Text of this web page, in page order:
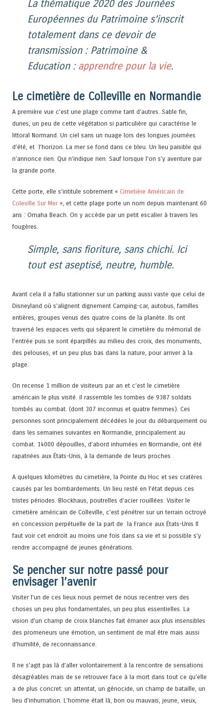
La thématique 2020 des Journées
Européennes du Patrimoine s’inscrit
totalement dans ce devoir de
transmission : Patrimoine &
Education : apprendre pour la vie.
Le cimetière de Colleville en Normandie
A première vue c’est une plage comme tant d’autres. Sable fin,
dunes, un peu de cette végétation si particulière qui caractérise le
littoral Normand. Un ciel sans un nuage lors des longues journées
d’été, et l’horizon. La mer se fond dans ce bleu. Un lieu paisible qui
n’annonce rien. Qui n’indique rien. Sauf lorsque l’on s’y aventure par
la grande porte.
Cette porte, elle s’intitule sobrement « Cimetière Américain de
Coleville Sur Mer », et cette plage porte un nom depuis maintenant 60
ans : Omaha Beach. On y accède par un petit escalier à travers les
fougères.
Simple, sans fioriture, sans chichi. Ici
tout est aseptisé, neutre, humble.
Avant cela il a fallu stationner sur un parking aussi vaste que celui de
Disneyland où s’alignent dignement Camping-car, autobus, familles
entières, groupes venus des quatre coins de la planète. Ils ont
traversé les espaces verts qui séparent le cimetière du mémorial de
l’entrée puis se sont éparpillés au milieu des croix, des monuments,
des pelouses, et un peu plus bas dans la nature, pour arriver à la
plage.
On recense 1 million de visiteurs par an et c’est le cimetière
américain le plus visité. il rassemble les tombes de 9387 soldats
tombés au combat. (dont 307 inconnus et quatre femmes). Ces
personnes sont principalement décédées le jour du débarquement ou
dans les semaines suivantes en Normandie, principalement au
combat. 14000 dépouilles, d’abord inhumées en Normandie, ont été
rapatriées aux États-Unis, à la demande de leurs proches .
A quelques kilomètres du cimetière, la Pointe du Hoc et ses cratères
causés par les bombardements. Un lieu resté en l’état depuis ces
tristes périodes. Blockhaus, poutrelles d’acier rouillées. Visiter le
cimetière américain de Colleville, c’est pénétrer sur un terrain octroyé
en concession perpétuelle de la part de la France aux États-Unis Il
faut voir cet endroit au moins une fois dans sa vie et si possible s’y
rendre accompagné de jeunes générations.
Se pencher sur notre passé pour
envisager l’avenir
Visiter l’un de ces lieux nous permet de nous recentrer vers des
choses un peu plus fondamentales, un peu plus essentielles. La
vision d’un champ de croix blanches fait émaner aux plus insensibles
des promeneurs une émotion, un sentiment de mal être mais aussi
d’humilité, de reconnaissance.
Il ne s’agit pas là d’aller volontairement à la rencontre de sensations
désagréables mais de se retrouver face à la mort dans tout ce qu’elle
a de plus concret: un attentat, un génocide, un champ de bataille, un
lieu d’inhumation. L’homme était là, bon ou mauvais, jeune, vieux,